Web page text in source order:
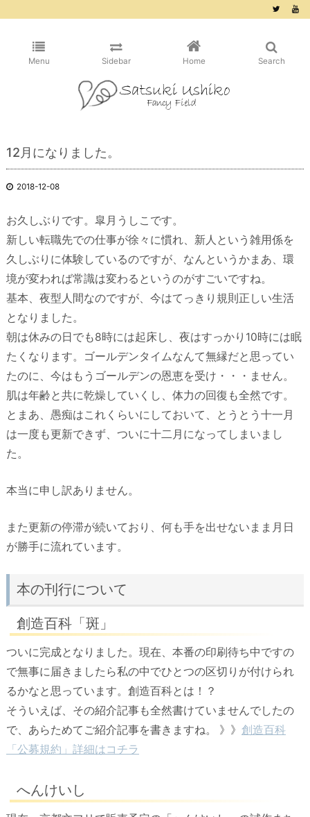
Menu Sidebar Home Search
12月になりました。
2018-12-08
お久しぶりです。皐月うしこです。
新しい転職先での仕事が徐々に慣れ、新人という雑用係を
久しぶりに体験しているのですが、なんというかまあ、環
境が変われば常識は変わるというのがすごいですね。
基本、夜型人間なのですが、今はてっきり規則正しい生活
となりました。
朝は休みの日でも8時には起床し、夜はすっかり10時には眠
たくなります。ゴールデンタイムなんて無縁だと思ってい
たのに、今はもうゴールデンの恩恵を受け・・・ません。
肌は年齢と共に乾燥していくし、体力の回復も全然です。
とまあ、愚痴はこれくらいにしておいて、とうとう十一月
は一度も更新できず、ついに十二月になってしまいまし
た。
本当に申し訳ありません。
また更新の停滞が続いており、何も手を出せないまま月日
が勝手に流れています。
本の刊行について
創造百科「斑」
ついに完成となりました。現在、本番の印刷待ち中ですの
で無事に届きましたら私の中でひとつの区切りが付けられ
るかなと思っています。創造百科とは！？
そういえば、その紹介記事も全然書けていませんでしたの
で、あらためてご紹介記事を書きますね。 》》 創造百科
「公募規約」詳細はコチラ
へんけいし